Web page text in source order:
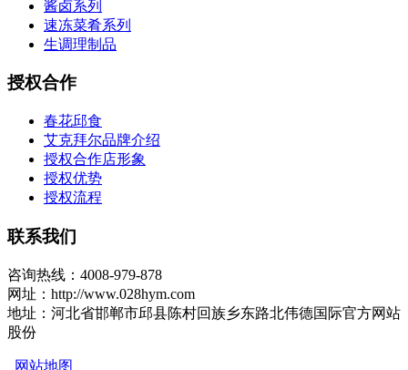
酱卤系列
速冻菜肴系列
生调理制品
授权合作
春花邱食
艾克拜尔品牌介绍
授权合作店形象
授权优势
授权流程
联系我们
咨询热线：4008-979-878
网址：http://www.028hym.com
地址：河北省邯郸市邱县陈村回族乡东路北伟德国际官方网站
股份
网站地图